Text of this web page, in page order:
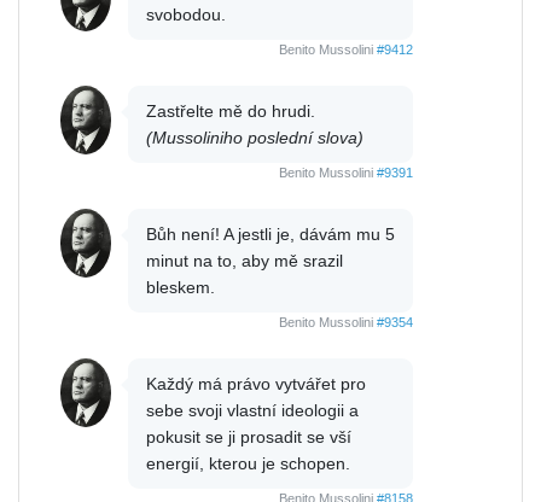
svobodou.
Benito Mussolini #9412
Zastřelte mě do hrudi.
(Mussoliniho poslední slova)
Benito Mussolini #9391
Bůh není! A jestli je, dávám mu 5
minut na to, aby mě srazil
bleskem.
Benito Mussolini #9354
Každý má právo vytvářet pro
sebe svoji vlastní ideologii a
pokusit se ji prosadit se vší
energií, kterou je schopen.
Benito Mussolini #8158